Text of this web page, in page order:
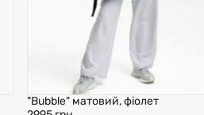
"Bubble" матовий, фіолет